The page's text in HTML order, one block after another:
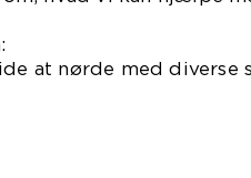
at nørde med diverse